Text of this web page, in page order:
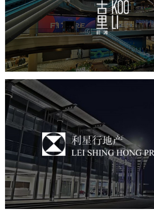
房地产 商业地产 地产网站建设
利星行地产
房地产 商业地产 地产网站建设